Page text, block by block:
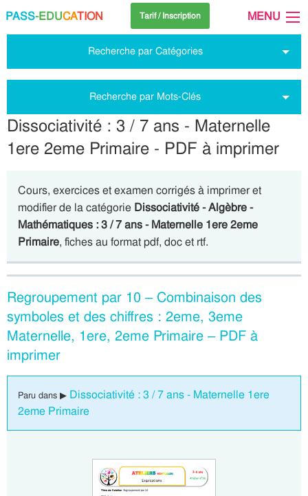
PASS-EDUCATION Tarif / Inscription MENU
Recherche par Catégories
Recherche par Mots-Clés
Dissociativité : 3 / 7 ans - Maternelle
1ere 2eme Primaire - PDF à imprimer
Cours, exercices et examen corrigés à imprimer et
modifier de la catégorie Dissociativité - Algèbre -
Mathématiques : 3 / 7 ans - Maternelle 1ere 2eme
Primaire, fiches au format pdf, doc et rtf.
Regroupement par 10 – Combinaison des
symboles et des chiffres : 2eme, 3eme
Maternelle, 1ere, 2eme Primaire – PDF à
imprimer
Paru dans ▶ Dissociativité : 3 / 7 ans - Maternelle 1ere
2eme Primaire